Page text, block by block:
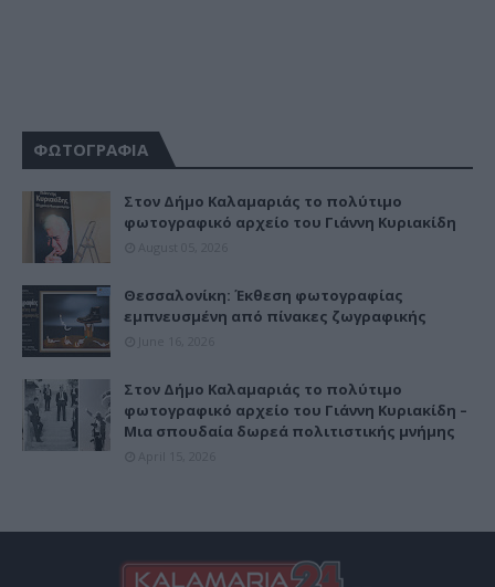
ΦΩΤΟΓΡΑΦΙΑ
Στον Δήμο Καλαμαριάς το πολύτιμο
φωτογραφικό αρχείο του Γιάννη Κυριακίδη
Θεσσαλονίκη: Έκθεση φωτογραφίας
εμπνευσμένη από πίνακες ζωγραφικής
Στον Δήμο Καλαμαριάς το πολύτιμο
φωτογραφικό αρχείο του Γιάννη Κυριακίδη –
Μια σπουδαία δωρεά πολιτιστικής μνήμης